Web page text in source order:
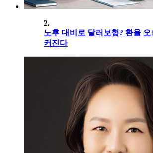
2.
노후 대비로 달러보험? 환율
커진다